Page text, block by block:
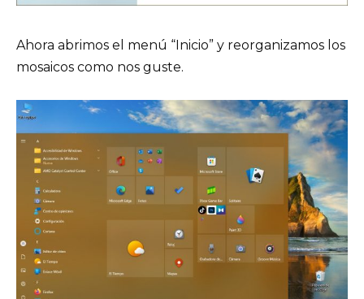
Ahora abrimos el menú “Inicio” y reorganizamos los
mosaicos como nos guste.